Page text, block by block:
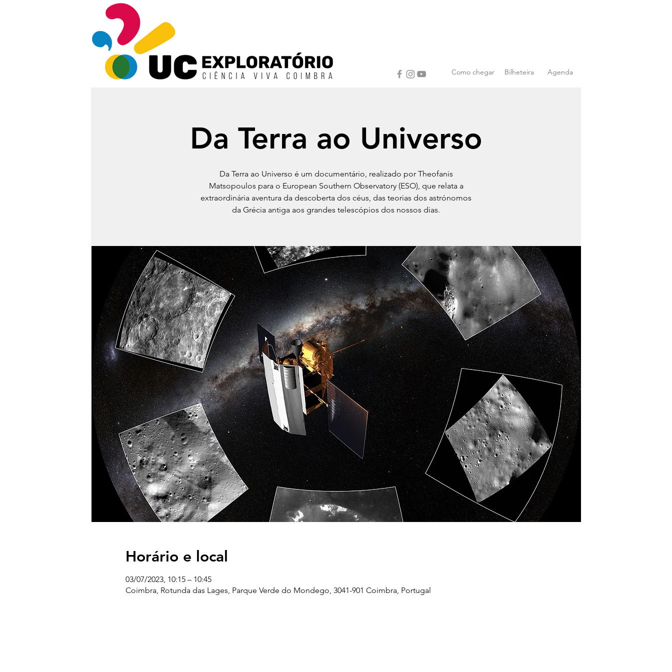
Como chegar Bilheteira Agenda
Da Terra ao Universo
Da Terra ao Universo é um documentário, realizado por Theofanis
Matsopoulos para o European Southern Observatory (ESO), que relata a
extraordinária aventura da descoberta dos céus, das teorias dos astrónomos
da Grécia antiga aos grandes telescópios dos nossos dias.
Horário e local
03/07/2023, 10:15 – 10:45
Coimbra, Rotunda das Lages, Parque Verde do Mondego, 3041-901 Coimbra, Portugal